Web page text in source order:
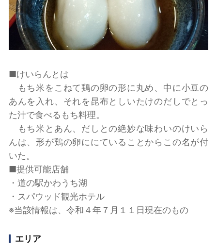
■けいらんとは
もち米をこねて鶏の卵の形に丸め、中に小豆の
あんを入れ、それを昆布としいたけのだしでとっ
た汁で食べるもち料理。
もち米とあん、だしとの絶妙な味わいのけいら
んは、形が鶏の卵ににていることからこの名が付
いた。
■提供可能店舗
・道の駅かわうち湖
・スパウッド観光ホテル
※当該情報は、令和４年７月１１日現在のもの
エリア